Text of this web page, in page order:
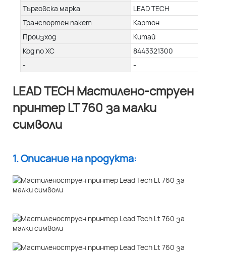
Търговска марка
LEAD TECH
Транспортен пакет
Картон
Произход
Китай
Код по ХС
8443321300
-
-
LEAD TECH Мастилено-струен
принтер LT 760 за малки
символи
1. Описание на продукта: